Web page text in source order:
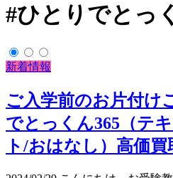
#ひとりでとっ
新着情報
ご入学前のお片付
でとっくん365（テ
ト/おはなし）高価買